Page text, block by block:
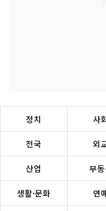
정치 사
전국 외
산업 부
생활·문화 연